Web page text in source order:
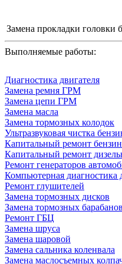
Замена прокладки головки
Выполняемые работы:
Диагностика двигателя
Замена ремня ГРМ
Замена цепи ГРМ
Замена масла
Замена тормозных колодок
Ультразвуковая чистка
Капитальный ремонт
Капитальный ремонт
Ремонт генераторов
Компьютерная диагностика
Ремонт глушителей
Замена тормозных дисков
Замена тормозных барабанов
Ремонт ГБЦ
Замена шруса
Замена шаровой
Замена сальника коленвала
Замена маслосъемных